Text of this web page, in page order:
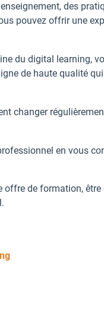
des
pouvez offrir une
du digital learning,
de haute qualité
changer
en vous
offre de formation,